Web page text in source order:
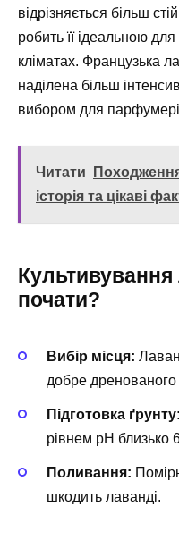
відрізняється більш
робить її ідеальною
кліматах. Французька
наділена більш
вибором для
Читати
Походження
історія та цікаві
почати?
Вибір місця:
добре дренованого
Підготовка ґрунту:
рівнем pH близько
Поливання:
шкодить лаванді.